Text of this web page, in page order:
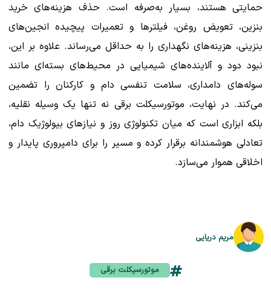
حمایتی هستند، بسیار به‌صرفه است. حذف هزینه‌های خرید
بنزین، تعویض روغن، فیلترها و تعمیرات پیچیده انجین‌های
بنزینی، هزینه‌های نگهداری را به حداقل می‌رساند. علاوه بر این،
نبود دود و آلاینده‌های شیمیایی در محیط‌های بسته‌ای مانند
سوله‌های دامداری، سلامت تنفسی دام و کارکنان را تضمین
می‌کند. در نهایت، موتورسیکلت برقی نه تنها یک وسیله نقلیه،
بلکه ابزاری است که میان تکنولوژی روز و نیازهای بیولوژیک دام،
تعادلی هوشمندانه برقرار کرده و مسیر را برای دامپروری پایدار و
اخلاقی هموار می‌سازد.
مریم دریایی
موتورسیکلت برقی